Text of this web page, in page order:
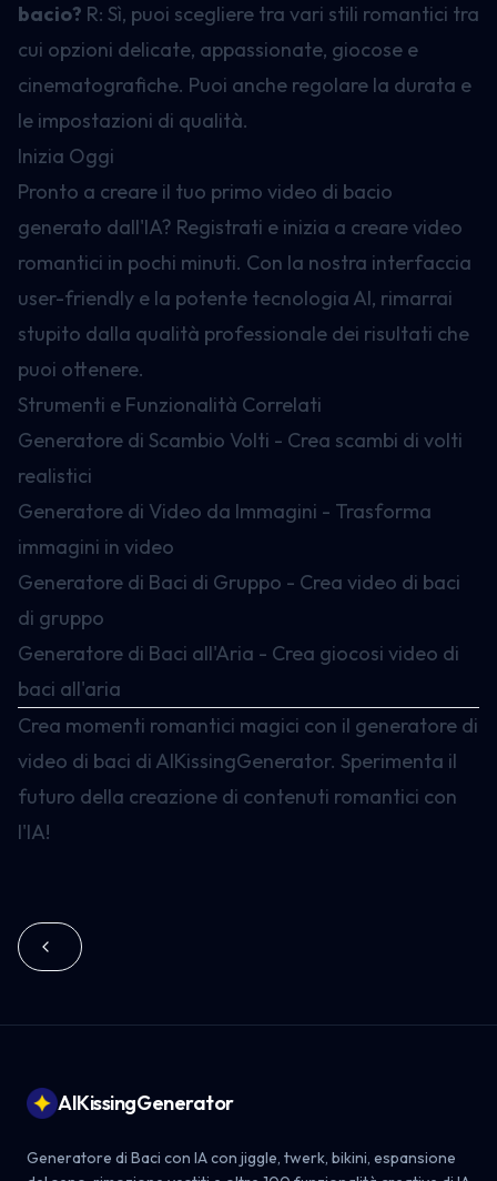
bacio? R: Sì, puoi scegliere tra vari stili romantici tra
cui opzioni delicate, appassionate, giocose e
cinematografiche. Puoi anche regolare la durata e
le impostazioni di qualità.
Inizia Oggi
Pronto a creare il tuo primo video di bacio
generato dall'IA? Registrati e inizia a creare video
romantici in pochi minuti. Con la nostra interfaccia
user-friendly e la potente tecnologia AI, rimarrai
stupito dalla qualità professionale dei risultati che
puoi ottenere.
Strumenti e Funzionalità Correlati
Generatore di Scambio Volti - Crea scambi di volti
realistici
Generatore di Video da Immagini - Trasforma
immagini in video
Generatore di Baci di Gruppo - Crea video di baci
di gruppo
Generatore di Baci all'Aria - Crea giocosi video di
baci all'aria
Crea momenti romantici magici con il generatore di
video di baci di AIKissingGenerator. Sperimenta il
futuro della creazione di contenuti romantici con
l'IA!
Footer AIKissingGenerator
Generatore di Baci con IA con jiggle, twerk, bikini, espansione